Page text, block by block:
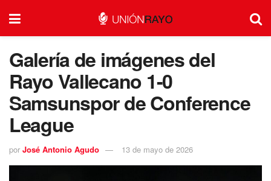
Galería de imágenes del
Rayo Vallecano 1-0
Samsunspor de Conference
League
por José Antonio Agudo 13 de mayo de 2026